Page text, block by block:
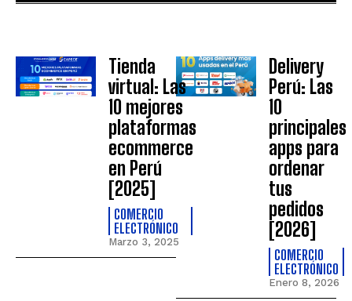
Tienda
virtual: Las
10 mejores
plataformas
ecommerce
en Perú
[2025]
COMERCIO
ELECTRÓNICO
Marzo 3, 2025
Delivery
Perú: Las
10
principales
apps para
ordenar
tus
pedidos
[2026]
COMERCIO
ELECTRÓNICO
Enero 8, 2026